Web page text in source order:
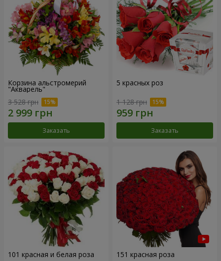
Корзина альстромерий
"Акварель"
3 528 грн
Заказать
5 красных роз
1 128 грн
Заказать
101 красная и белая роза 151 красная роза